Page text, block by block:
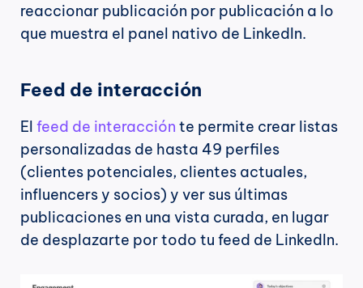
reaccionar publicación por publicación a lo
que muestra el panel nativo de LinkedIn.
Feed de interacción
El feed de interacción te permite crear listas
personalizadas de hasta 49 perfiles
(clientes potenciales, clientes actuales,
influencers y socios) y ver sus últimas
publicaciones en una vista curada, en lugar
de desplazarte por todo tu feed de LinkedIn.